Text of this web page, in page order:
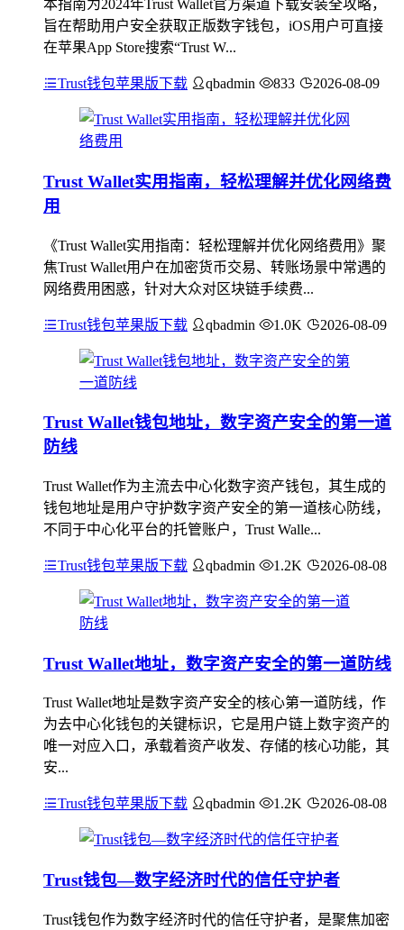
本指南为2024年Trust Wallet官方渠道下载安装全攻略，
旨在帮助用户安全获取正版数字钱包，iOS用户可直接
在苹果App Store搜索“Trust W...
Trust钱包苹果版下载 qbadmin 833 2026-08-09
Trust Wallet实用指南，轻松理解并优化网络费
用
《Trust Wallet实用指南：轻松理解并优化网络费用》聚
焦Trust Wallet用户在加密货币交易、转账场景中常遇的
网络费用困惑，针对大众对区块链手续费...
Trust钱包苹果版下载 qbadmin 1.0K 2026-08-09
Trust Wallet钱包地址，数字资产安全的第一道
防线
Trust Wallet作为主流去中心化数字资产钱包，其生成的
钱包地址是用户守护数字资产安全的第一道核心防线，
不同于中心化平台的托管账户，Trust Walle...
Trust钱包苹果版下载 qbadmin 1.2K 2026-08-08
Trust Wallet地址，数字资产安全的第一道防线
Trust Wallet地址是数字资产安全的核心第一道防线，作
为去中心化钱包的关键标识，它是用户链上数字资产的
唯一对应入口，承载着资产收发、存储的核心功能，其
安...
Trust钱包苹果版下载 qbadmin 1.2K 2026-08-08
Trust钱包—数字经济时代的信任守护者
Trust钱包作为数字经济时代的信任守护者，是聚焦加密